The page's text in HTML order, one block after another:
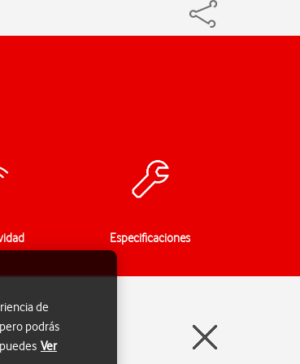
Especificaciones
de
podrás
Ver